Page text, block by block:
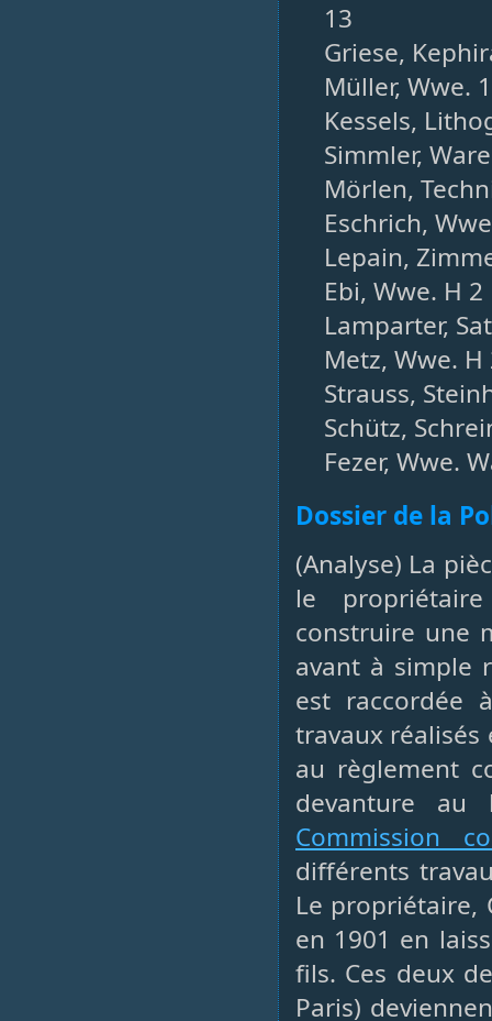
13
Griese,
Müller, Wwe. 1
Kessels,
Simmler,
Mörlen,
Eschrich,
Lepain,
Ebi, Wwe. H 2
Lamparter,
Metz, Wwe. H
Strauss,
Schütz,
Fezer, Wwe.
Dossier de la
(Analyse) La
le
construire une
avant à simple
est raccordée
travaux réalisés
au règlement
devanture
Commission
différents
Le propriétaire,
en 1901 en
fils. Ces deux
Paris)